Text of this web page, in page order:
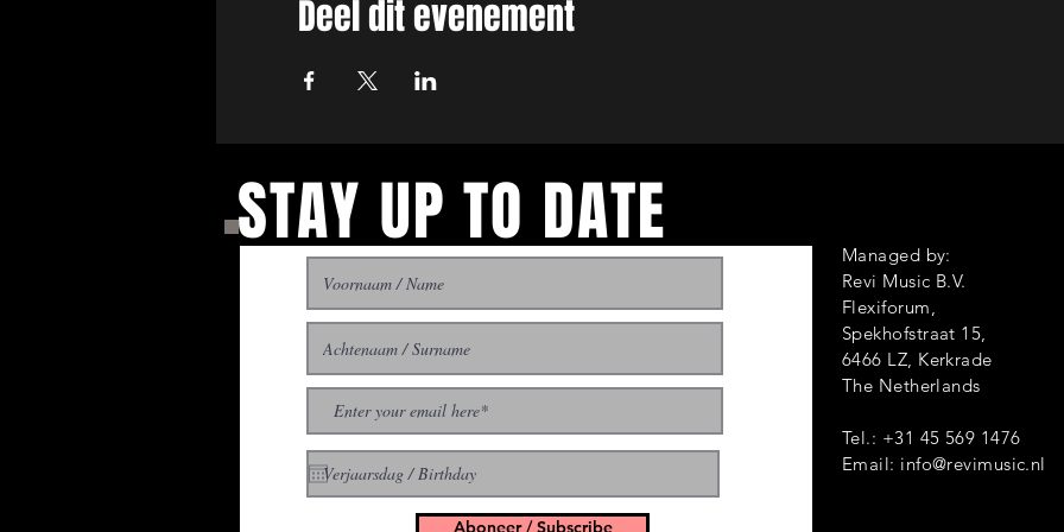
Deel dit evenement
STAY UP TO DATE
up to get our newsletter
Aboneer / Subscribe
Managed by:
Revi Music B.V.
Flexiforum,
Spekhofstraat
6466 LZ, Kerkrade
The Netherlands
Tel.: +31 45 569 1476
Email: info@revimusic.nl